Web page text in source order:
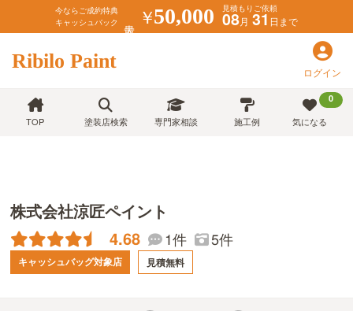
今ならご成約特典
キャッシュバック
￥50,000 見積もりご依頼
08月 31日まで
Ribilo Paint ログイン
TOP 塗装店検索 専門家相談 施工例
0
気になる
株式会社涼匠ペイント
4.68 1件 5件
キャッシュバッグ対象店 見積無料